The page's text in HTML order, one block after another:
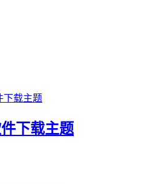
下载主题